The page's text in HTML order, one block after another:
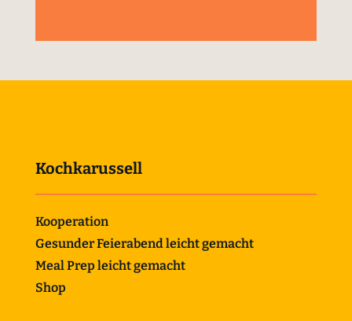
Kochkarussell
Kooperation
Gesunder Feierabend leicht gemacht
Meal Prep leicht gemacht
Shop